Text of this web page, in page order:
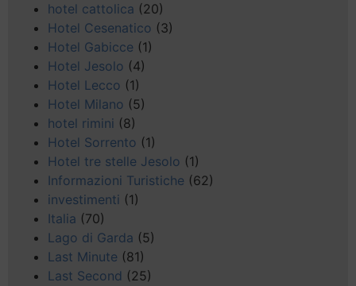
hotel cattolica (20)
Hotel Cesenatico (3)
Hotel Gabicce (1)
Hotel Jesolo (4)
Hotel Lecco (1)
Hotel Milano (5)
hotel rimini (8)
Hotel Sorrento (1)
Hotel tre stelle Jesolo (1)
Informazioni Turistiche (62)
investimenti (1)
Italia (70)
Lago di Garda (5)
Last Minute (81)
Last Second (25)